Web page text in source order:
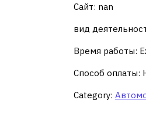
Сайт: nan
вид
Время работы:
Способ оплаты:
Category: